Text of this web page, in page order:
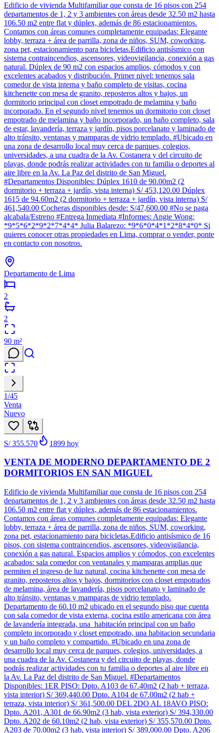
Edificio de vivienda Multifamiliar que consta de 16 pisos con 254
departamentos de 1, 2 y 3 ambientes con áreas desde 32.50 m2 hasta
106.50 m2 entre flat y dúplex, además de 86 estacionamientos.
Contamos con áreas comunes completamente equipadas: Elegante
lobby, terraza + área de parrilla, zona de niños, SUM, coworking,
zona pet, estacionamiento para bicicletas.Edificio antisísmico con
sistema contraincendios, ascensores, videovigilancia, conexión a gas
natural. Dúplex de 90 m2 con espacios amplios, cómodos y con
excelentes acabados y distribución. Primer nivel: tenemos sala
comedor de vista interna y baño completo de visitas, cocina
kitchenette con mesa de granito, reposteros altos y bajos, un
dormitorio principal con closet empotrado de melamina y baño
incorporado. En el segundo nivel tenemos un dormitorio con closet
empotrado de melamina y baño incorporado, un baño completo, sala
de estar, lavandería, terraza y jardín, pisos porcelanato y laminado de
alto tránsito, ventanas y mamparas de vidrio templado. #Ubicado en
una zona de desarrollo local muy cerca de parques, colegios,
universidades, a una cuadra de la Av. Costanera y del circuito de
playas, donde podrás realizar actividades con tu familia o deportes al
aire libre en la Av. La Paz del distrito de San Miguel.
#Departamentos Disponibles: Dúplex 1610 de 90.00m2 (2
dormitorio + terraza + jardín, vista interna) S/ 453,120.00 Dúplex
1615 de 94.60m2 (2 dormitorio + terraza + jardín, vista interna) S/
461,540.00 Cocheras disponibles desde: S/47,600.00 #No se paga
alcabala/Estreno #Entrega Inmediata #Informes: Angie Wong:
*9*5*6*2*9*2*7*4*4* Julia Balarezo: *9*6*0*4*1*2*8*4*0* Si
quieres conocer otras propiedades en Lima, comprar o vender, ponte
en contacto con nosotros.
Departamento de Lima
2
2
90 m²
1/45
Venta
Nuevo
S/ 355.570 1899 hoy
VENTA DE MODERNO DEPARTAMENTO DE 2
DORMITORIOS EN SAN MIGUEL
Edificio de vivienda Multifamiliar que consta de 16 pisos con 254
departamentos de 1, 2 y 3 ambientes con áreas desde 32.50 m2 hasta
106.50 m2 entre flat y dúplex, además de 86 estacionamientos.
Contamos con áreas comunes completamente equipadas: Elegante
lobby, terraza + área de parrilla, zona de niños, SUM, coworking,
zona pet, estacionamiento para bicicletas.Edificio antisísmico de 16
pisos, con sistema contraincendios, ascensores, videovigilancia,
conexión a gas natural. Espacios amplios y cómodos, con excelentes
acabados: sala comedor con ventanales y mamparas amplias que
permiten el ingreso de luz natural, cocina kitchenette con mesa de
granito, reposteros altos y bajos, dormitorios con closet empotrados
de melamina, área de lavandería, pisos porcelanato y laminado de
alto tránsito, ventanas y mamparas de vidrio templado.
Departamento de 60.10 m2 ubicado en el segundo piso que cuenta
con sala comedor de vista externa, cocina estilo americana con área
de lavandería integrada, una habitación principal con un baño
completo incorporado y closet empotrado, una habitacion secundaria
y un baño completo y compartido. #Ubicado en una zona de
desarrollo local muy cerca de parques, colegios, universidades, a
una cuadra de la Av. Costanera y del circuito de playas, donde
podrás realizar actividades con tu familia o deportes al aire libre en
la Av. La Paz del distrito de San Miguel. #Departamentos
Disponibles: 1ER PISO: Dpto. A103 de 67.40m2 (2 hab + terraza,
vista interior) S/ 369,440.00 Dpto. A104 de 67.00m2 (2 hab +
terraza, vista interior) S/ 361,500.00 DEL 2DO AL 18AVO PISO:
Dpto. A201, A301 de 66.90m2 (3 hab, vista exterior) S/ 394,330.00
Dpto. A202 de 60.10m2 (2 hab, vista exterior) S/ 355,570.00 Dpto.
A203 de 70.00m2 (3 hab, vista interior) S/ 389,000.00 Dpto. A206